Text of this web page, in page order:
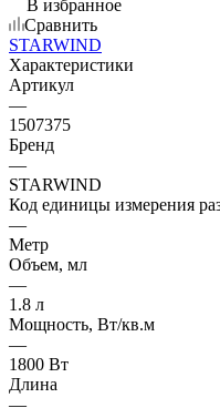
В избранное
Сравнить
STARWIND
Характеристики
Артикул
—
1507375
Бренд
—
STARWIND
Код единицы измерения
—
Метр
Объем, мл
—
1.8 л
Мощность, Вт/кв.м
—
1800 Вт
Длина
—